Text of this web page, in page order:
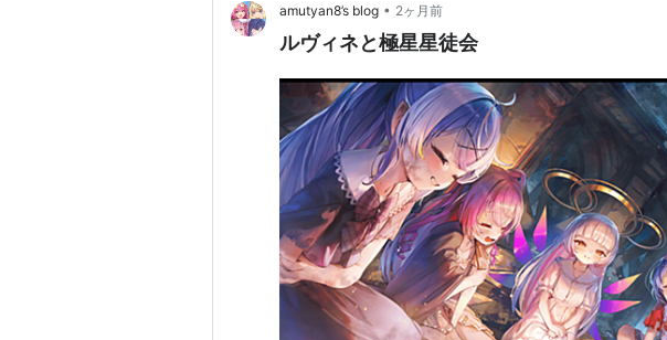
メディア:
この商品を含むブログ (4件) を見る
ポラリス
アーティスト:フジファブリック
出版社/メーカー:SMAR
発売日:2016/05/11
メディア:CD
この商品を含むブログ (1件) を見る
amutyan8’s blog • 2ヶ月前
ルヴィネと極星星徒会